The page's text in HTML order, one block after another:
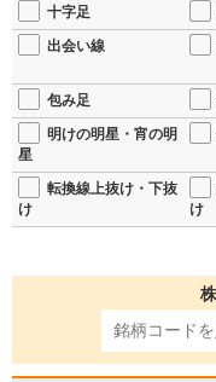
十字足
出会い線
包み足
明けの明星・宵の明
星
転換線上抜け・下抜
け
け